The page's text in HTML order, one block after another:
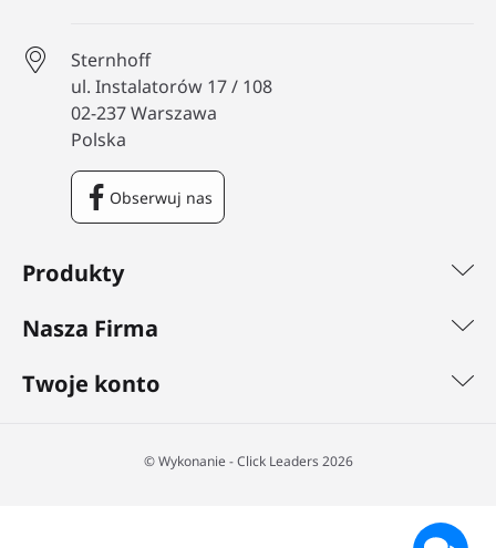
Produkty
Nasza Firma
Twoje konto
Sternhoff
ul. Instalatorów 17 / 108
02-237 Warszawa
Polska
Obserwuj nas
Facebook
©️ Wykonanie - Click Leaders 2026